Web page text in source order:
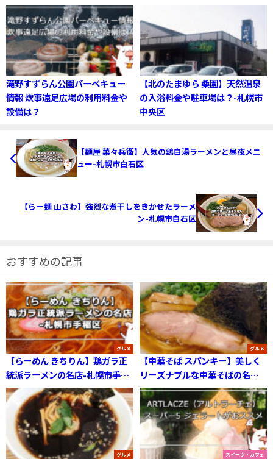
滝野すずらん公園バーベキュー
情報 炊事遠足広場の利用料金や
設備は？
【北のたまゆら 桑園】天然温泉
の入浴料金や駐車場は？-札幌市
中央区
【麺屋 菜々兵衛】人気の鶏白湯ラーメンと昼夜メニ
ュー-札幌市白石区
【らー麺 山さわ】強烈な煮干しをきかせたラーメ
ン-札幌市白石区
おすすめの記事
グルメ
【らーめん きちりん】鶏ガラ正
統派ラーメンの名店-札幌市手稲
区
グルメ
【中華そば スパンキー】美しく
リーズナブルな中華そばの名店-
札幌市西区
グルメ スイーツ・カフェ